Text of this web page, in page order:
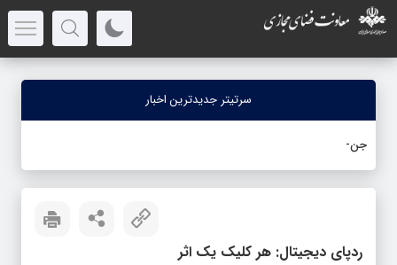
سرتیتر جدیدترین اخبار
جنگ رمضا
ردپای دیجیتال: هر کلیک یک اثر